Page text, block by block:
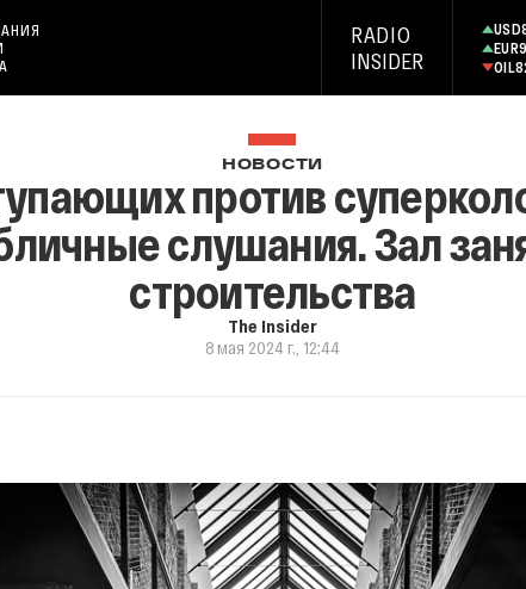
RADIO
INSIDER
USD
EUR
OIL
НОВОСТИ
против
слушания. Зал
строительства
The Insider
8 мая 2024 г., 12:44